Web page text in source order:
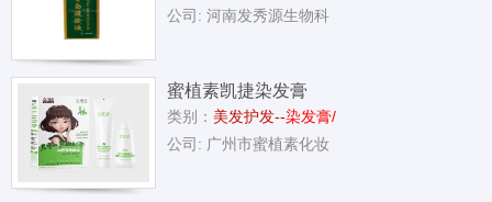
公司: 河南发秀源生物科
蜜植素凯捷染发膏
类别： 美发护发--染发膏/
公司: 广州市蜜植素化妆